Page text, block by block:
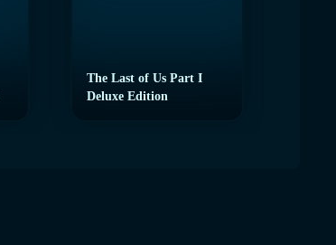
The Last of Us Part I
Deluxe Edition